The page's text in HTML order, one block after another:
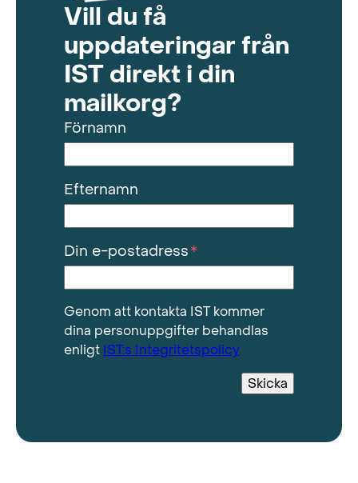
Vill du få
uppdateringar från
IST direkt i din
mailkorg?
Förnamn
Efternamn
Din e-postadress*
Genom att kontakta IST kommer
dina personuppgifter behandlas
enligt IST:s Integritetspolicy